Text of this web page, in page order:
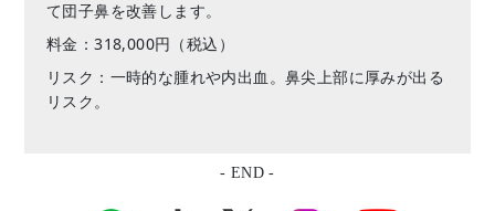
て団子鼻を改善します。
料金：318,000円（税込）
リスク：一時的な腫れや内出血。鼻尖上部に厚みが出る
リスク。
- END -